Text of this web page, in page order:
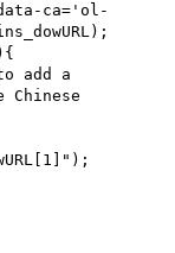
ca='ol-
add a
Chinese